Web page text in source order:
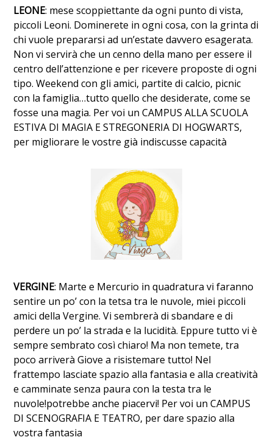
LEONE: mese scoppiettante da ogni punto di vista,
piccoli Leoni. Dominerete in ogni cosa, con la grinta di
chi vuole prepararsi ad un’estate davvero esagerata.
Non vi servirà che un cenno della mano per essere il
centro dell’attenzione e per ricevere proposte di ogni
tipo. Weekend con gli amici, partite di calcio, picnic
con la famiglia…tutto quello che desiderate, come se
fosse una magia. Per voi un CAMPUS ALLA SCUOLA
ESTIVA DI MAGIA E STREGONERIA DI HOGWARTS,
per migliorare le vostre già indiscusse capacità
VERGINE: Marte e Mercurio in quadratura vi faranno
sentire un po’ con la tetsa tra le nuvole, miei piccoli
amici della Vergine. Vi sembrerà di sbandare e di
perdere un po’ la strada e la lucidità. Eppure tutto vi è
sempre sembrato così chiaro! Ma non temete, tra
poco arriverà Giove a risistemare tutto! Nel
frattempo lasciate spazio alla fantasia e alla creatività
e camminate senza paura con la testa tra le
nuvole!potrebbe anche piacervi! Per voi un CAMPUS
DI SCENOGRAFIA E TEATRO, per dare spazio alla
vostra fantasia